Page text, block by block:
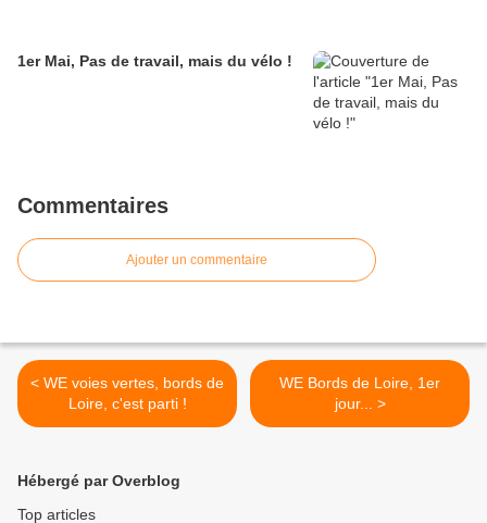
1er Mai, Pas de travail, mais du vélo !
Commentaires
Ajouter un commentaire
< WE voies vertes, bords de
Loire, c'est parti !
WE Bords de Loire, 1er
jour... >
Hébergé par Overblog
Top articles